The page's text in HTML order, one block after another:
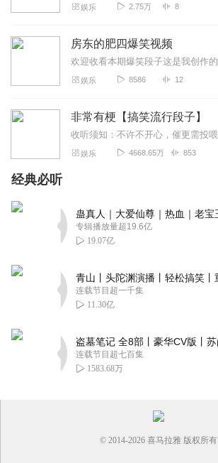
娱乐 2.75万 8
房东的肥四爆笑视频
娱乐 8586 12
非常有梗【搞笑流行段子】
娱乐 4668.65万 853
经典必听
专辑播放量超19.6亿
19.07亿
连载节目超一千集
11.30亿
连载节目超七百集
1583.68万
© 2014-2026 喜马拉雅 版权所有